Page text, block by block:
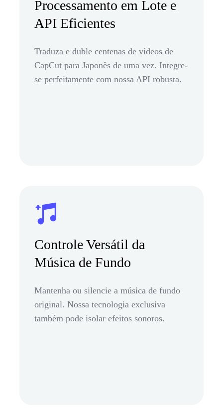
Processamento em Lote e
API Eficientes
Traduza e duble centenas de vídeos de
CapCut para Japonês de uma vez. Integre-
se perfeitamente com nossa API robusta.
Controle Versátil da
Música de Fundo
Mantenha ou silencie a música de fundo
original. Nossa tecnologia exclusiva
também pode isolar efeitos sonoros.